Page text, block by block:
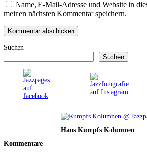
Name, E-Mail-Adresse und Website in
meinen nächsten Kommentar speichern.
Suchen
Suchen
Hans Kumpfs Kolumnen
Kommentare